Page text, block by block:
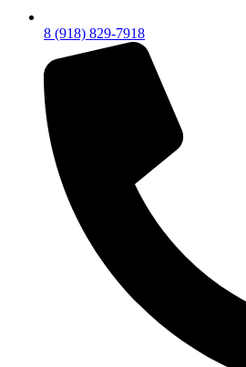
8 (918) 829-7918